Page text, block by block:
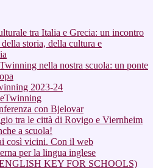
tra Italia e Grecia: un incontro
della storia, della cultura e
nella nostra scuola: un ponte
2023-24
con Bjelovar
tra le città di Rovigo e Viernheim
a scuola!
così vicini. Con il web
per la lingua inglese
KEY FOR SCHOOLS)